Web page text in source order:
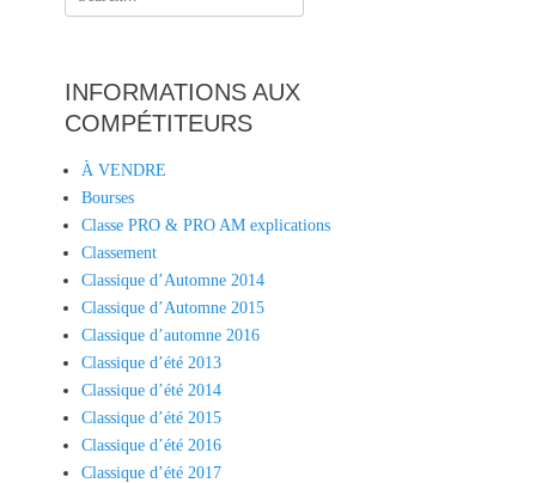
for:
INFORMATIONS AUX
COMPÉTITEURS
À VENDRE
Bourses
Classe PRO & PRO AM explications
Classement
Classique d’Automne 2014
Classique d’Automne 2015
Classique d’automne 2016
Classique d’été 2013
Classique d’été 2014
Classique d’été 2015
Classique d’été 2016
Classique d’été 2017